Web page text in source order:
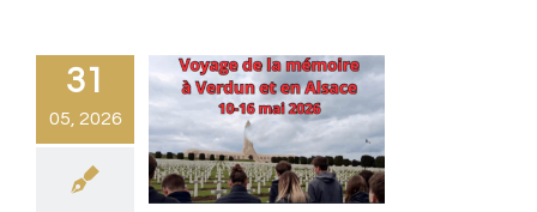
31
05, 2026